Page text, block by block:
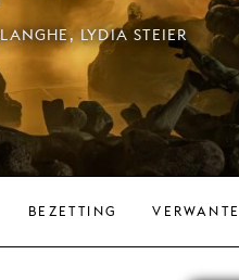
LYDIA STEIER
BEZETTING